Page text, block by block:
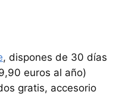
, dispones de 30 días
euros al año)
gratis, accesorio